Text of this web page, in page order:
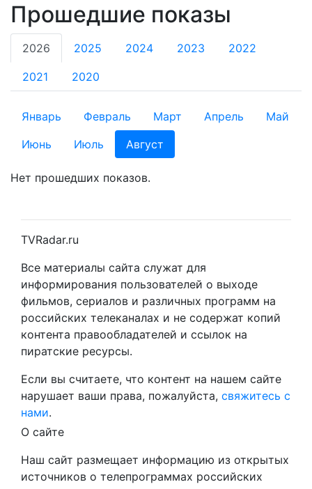
Прошедшие показы
2026 2025 2024 2023 2022
2021 2020
Январь Февраль Март Апрель
Май
Июнь
Июль Август
Нет прошедших показов.
TVRadar.ru
Все материалы сайта служат для
информирования пользователей о выходе
фильмов, сериалов и различных программ на
российских телеканалах и не содержат копий
контента правообладателей и ссылок на
пиратские ресурсы.
Если вы считаете, что контент на нашем сайте
нарушает ваши права, пожалуйста, свяжитесь с
нами.
О сайте
Наш сайт размещает информацию из открытых
источников о телепрограммах российских